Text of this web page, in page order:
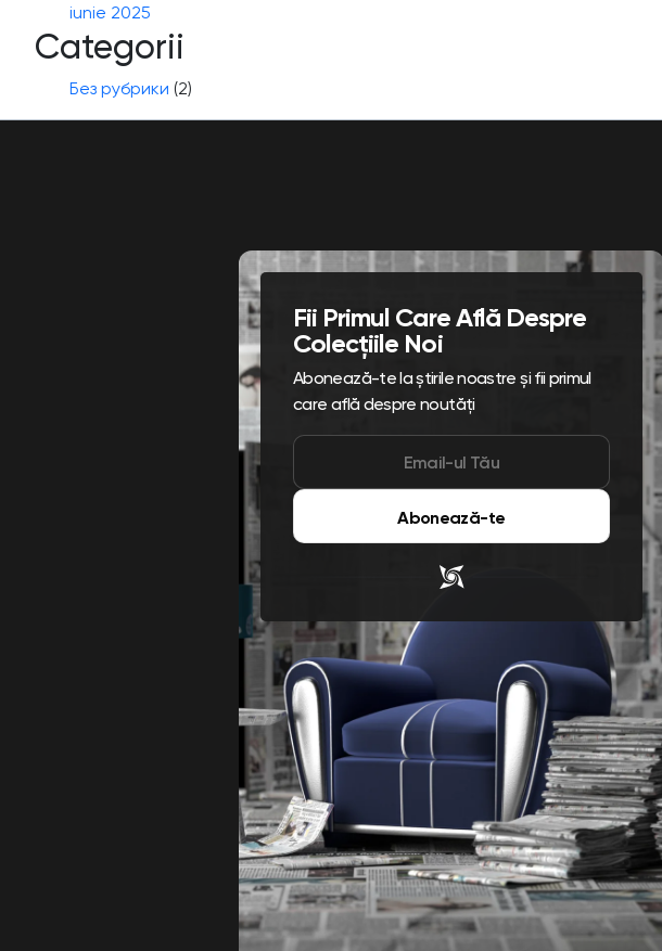
iunie 2025
Categorii
Без рубрики (2)
Fii Primul Care Află Despre
Colecțiile Noi
Abonează-te la știrile noastre și fii primul
care află despre noutăți
Abonează-te